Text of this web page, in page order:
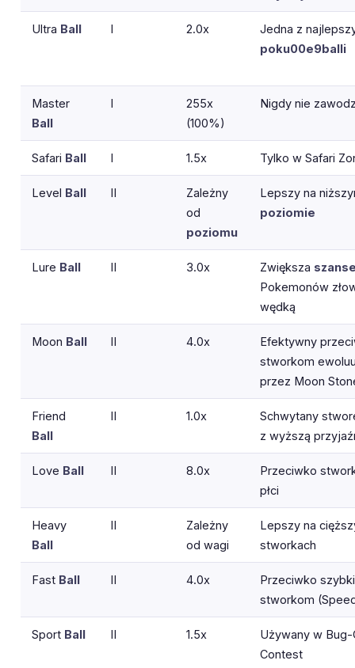
Ultra Ball I 2.0x
Jedna z
poku00e9balli
Master
Ball
I
255x
(100%)
Nigdy nie
Safari Ball I 1.5x Tylko w Safari
Level Ball II
Zależny
od
poziomu
Lepszy na
poziomie
Lure Ball II 3.0x Zwiększa
Pokemonów
wędką
Moon Ball II 4.0x
Efektywny
stworkom
przez Moon
Friend
Ball
II 1.0x
Schwytany
z wyższą
Love Ball II 8.0x
Przeciwko
płci
Heavy
Ball
II
Zależny
od wagi
Lepszy na
stworkach
Fast Ball II 4.0x
Przeciwko
stworkom
Sport Ball II 1.5x
Używany w Bug-
Contest